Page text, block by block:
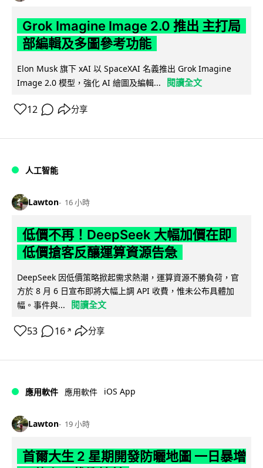
Grok Imagine Image 2.0 推出 主打局
部編輯及多圖參考功能
Elon Musk 旗下 xAI 以 SpaceXAI 名義推出 Grok Imagine
Image 2.0 模型，強化 AI 繪圖及編輯...
閱讀全文
12 分享
人工智能
Lawton 16 小時
低價不再！DeepSeek 大幅加價在即
低價搶客反釀運算資源告急
DeepSeek 因低價策略掀起需求熱潮，運算資源不勝負荷，官
方於 8 月 6 日宣布即將大幅上調 API 收費，惟未公布具體加
幅。事件與...
閱讀全文
53 16 ↗ 分享
應用軟件 應用軟件 iOS App
Lawton 19 小時
首爾大生 2 星期開發防曬地圖 一日暴增